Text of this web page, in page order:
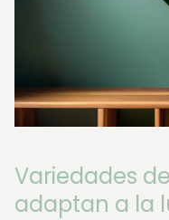
Variedades
adaptan a la